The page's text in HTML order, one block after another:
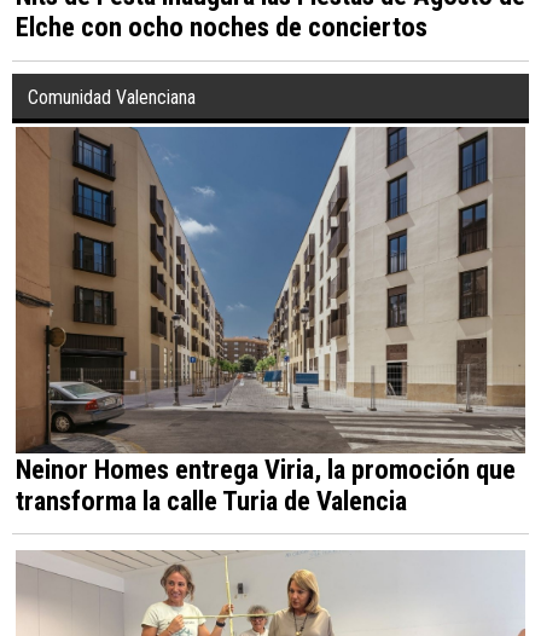
Elche con ocho noches de conciertos
Comunidad Valenciana
Neinor Homes entrega Viria, la promoción que
transforma la calle Turia de Valencia